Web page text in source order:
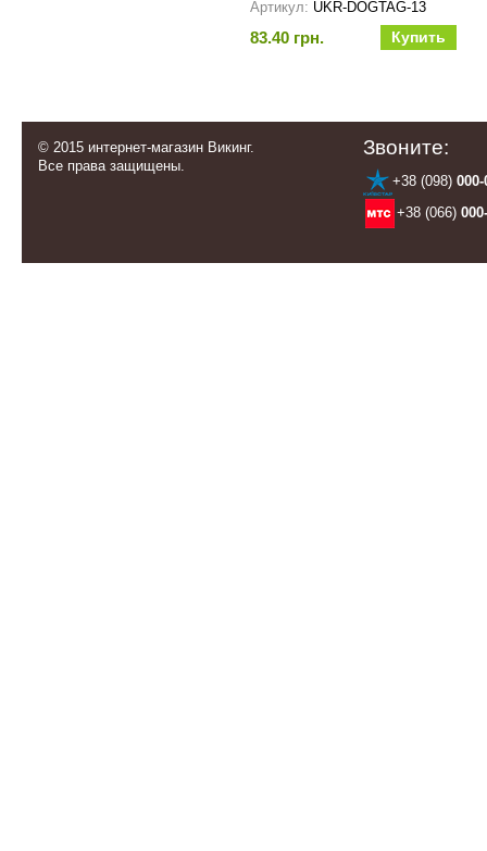
Артикул: UKR-DOGTAG-13
83.40 грн.
© 2015 интернет-магазин Викинг.
Все права защищены.
Звоните:
+38 (098) 000-
+38 (066)